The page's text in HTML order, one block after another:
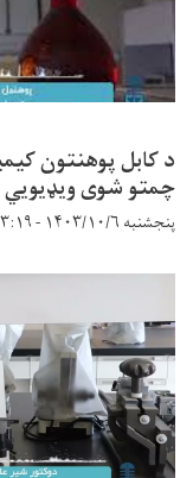
د کابل پوهنتون
چمتو شوی ویډیویي
پنجشنبه ۱۴۰۳/۱۰/۶ - ۱۳:۱۹